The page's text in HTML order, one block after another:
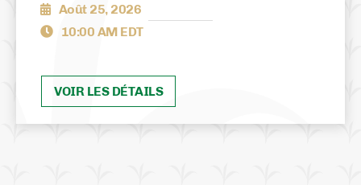
Août 25, 2026
10:00 AM EDT
VOIR LES DÉTAILS